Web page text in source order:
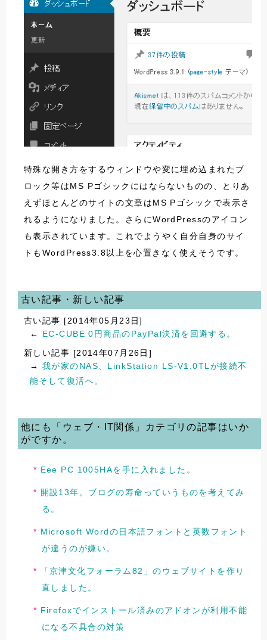
特殊な開き方をするウィンドウや変に埋め込まれたブ
ロック等はMS Pゴシックにはならないものの、とりあ
えずほとんどのサイトの文章はMS Pゴシックで表示さ
れるようになりました。さらにWordPressのアイコン
も表示されています。これでようやく自分自身のサイ
トもWordPress3.8以上を心置きなく使えそうです。
古い記事・新しい記事
古い記事 [2014年05月23日]
← EC-CUBE 0円商品のPayPal決済を回避する。
新しい記事 [2014年07月26日]
→ 我が家のNAS、LinkStation LS-V1.0TLが接続不
能そして復活へ。
他にも「ウェブ・IT関係」カテゴリの記事はいか
がですか。
Eee PC 1005HAを手に入れました。
開設13年。ブログの寿命っていうものを考えてみ
る。
Microsoft Wordの日本語フォントと英数フォント
が違うのが嫌い。
「京津文化フォーラム82」のウェブサイトを作り
直しました。
Firefoxでインストール済みのアドオンが利用不能
になる不具合の対策